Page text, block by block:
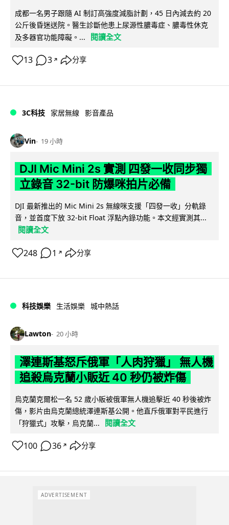
成都一名男子跟隨 AI 制訂高強度減脂計劃，45 日內減去約 20
公斤後昏迷送院。醫生診斷他患上尿源性膿毒症、膿毒性休克
及多器官功能障礙。...
閱讀全文
13 3 ↗ 分享
3C科技 家居無線 影音產品
Vin 19 小時
DJI Mic Mini 2s 實測 四發一收同步獨
立錄音 32-bit 防爆咪拍片必備
DJI 最新推出的 Mic Mini 2s 無線咪支援「四發一收」分軌錄
音，並首度下放 32-bit Float 浮點內錄功能。本文經實測其...
閱讀全文
248 1 ↗ 分享
科技娛樂 生活娛樂 城中熱話
Lawton 20 小時
澤連斯基怒斥俄軍「人肉狩獵」 無人機
追殺烏克蘭小販近 40 秒仍被炸傷
烏克蘭克爾松一名 52 歲小販被俄軍無人機追擊近 40 秒後被炸
傷，影片由烏克蘭總統澤連斯基公開。他直斥俄軍對平民進行
「狩獵式」攻擊，烏克蘭...
閱讀全文
100 36 ↗ 分享
ADVERTISEMENT